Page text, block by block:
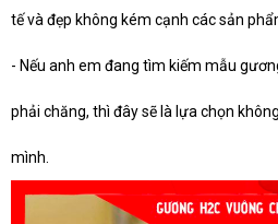
tế và đẹp không kém cạnh các sản
- Nếu anh em đang tìm kiếm mẫu
phải chăng, thì đây sẽ là lựa chọn
mình.